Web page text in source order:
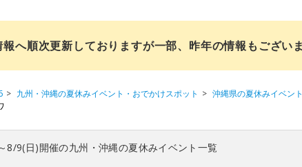
へ順次更新しておりますが一部、昨年の情報もござい
九州・沖縄の夏休みイベント・おでかけスポット 沖縄県の夏休みイベン
8/9(日)開催の九州・沖縄の夏休みイベント一覧